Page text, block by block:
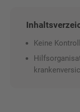
Keine